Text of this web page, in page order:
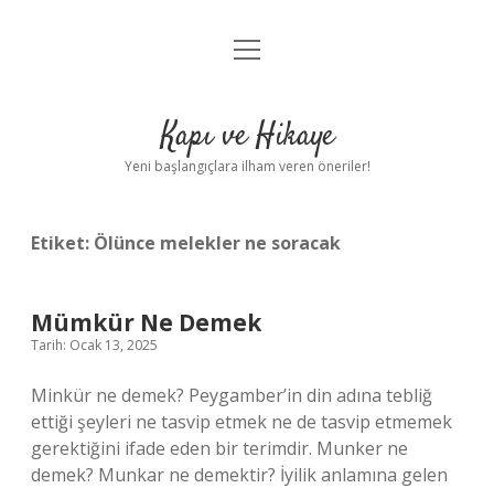
Anasayfa
Yasal Uyarı
menüyü
Kapı ve Hikaye
Yeni başlangıçlara ilham veren öneriler!
Etiket: Ölünce melekler ne soracak
Mümkür Ne Demek
Tarih: Ocak 13, 2025
Minkür ne demek? Peygamber’in din adına tebliğ
ettiği şeyleri ne tasvip etmek ne de tasvip etmemek
gerektiğini ifade eden bir terimdir. Munker ne
demek? Munkar ne demektir? İyilik anlamına gelen